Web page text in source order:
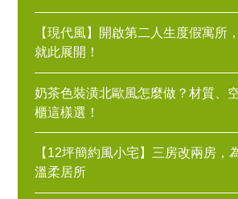
【現代風】開啟第二人生度假寓所
就此展開！
奶茶色裝潢北歐風怎麼做？材質、
櫃這樣選！
【12坪簡約風小宅】三房改兩房，
溫柔居所